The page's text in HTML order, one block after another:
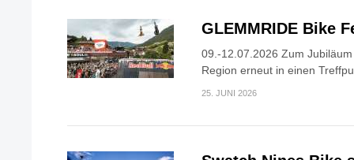
GLEMMRIDE Bike
09.-12.07.2026 Zum
Region erneut in einen
25. JUNI 2026